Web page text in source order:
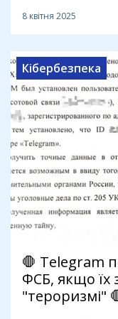
8 квітня 2025
Кібербезпека
🛑 Telegram
ФСБ, якщо їх
"тероризмі"